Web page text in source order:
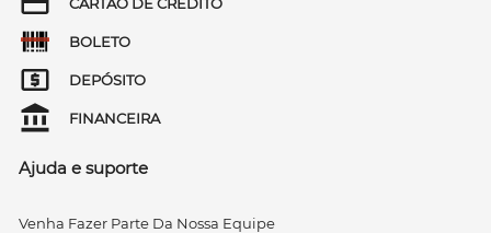
BOLETO
DEPÓSITO
FINANCEIRA
Ajuda e suporte
Venha Fazer Parte Da Nossa Equipe